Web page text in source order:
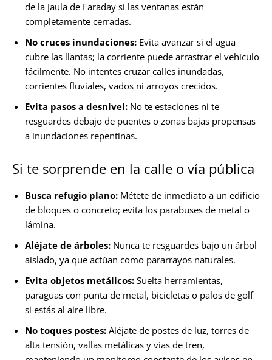
de la Jaula de Faraday si las ventanas están
completamente cerradas.
No cruces inundaciones: Evita avanzar si el agua
cubre las llantas; la corriente puede arrastrar el vehículo
fácilmente. No intentes cruzar calles inundadas,
corrientes fluviales, vados ni arroyos crecidos.
Evita pasos a desnivel: No te estaciones ni te
resguardes debajo de puentes o zonas bajas propensas
a inundaciones repentinas.
Si te sorprende en la calle o vía pública
Busca refugio plano: Métete de inmediato a un edificio
de bloques o concreto; evita los parabuses de metal o
lámina.
Aléjate de árboles: Nunca te resguardes bajo un árbol
aislado, ya que actúan como pararrayos naturales.
Evita objetos metálicos: Suelta herramientas,
paraguas con punta de metal, bicicletas o palos de golf
si estás al aire libre.
No toques postes: Aléjate de postes de luz, torres de
alta tensión, vallas metálicas y vías de tren,